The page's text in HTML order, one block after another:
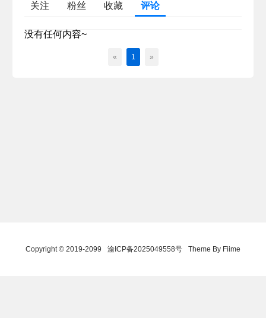
关注 粉丝 收藏 评论
没有任何内容~
« 1 »
Copyright © 2019-2099 渝ICP备2025049558号 Theme By Fiime